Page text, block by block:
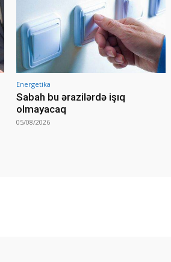
Energetika
Sabah bu ərazilərdə işıq
olmayacaq
05/08/2026